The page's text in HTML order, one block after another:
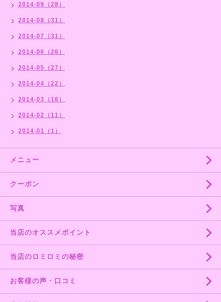
2014-09（28）
2014-08（31）
2014-07（31）
2014-06（26）
2014-05（27）
2014-04（22）
2014-03（16）
2014-02（11）
2014-01（1）
メニュー
クーポン
写真
当店のオススメポイント
当店のロミロミの秘密
お客様の声・口コミ